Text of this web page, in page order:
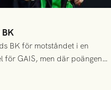
BK
BK för motståndet i en
för GAIS, men där poängen